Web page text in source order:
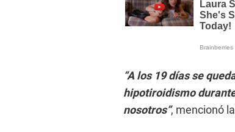
“A los 19 días se
hipotiroidismo
nosotros”, mencionó